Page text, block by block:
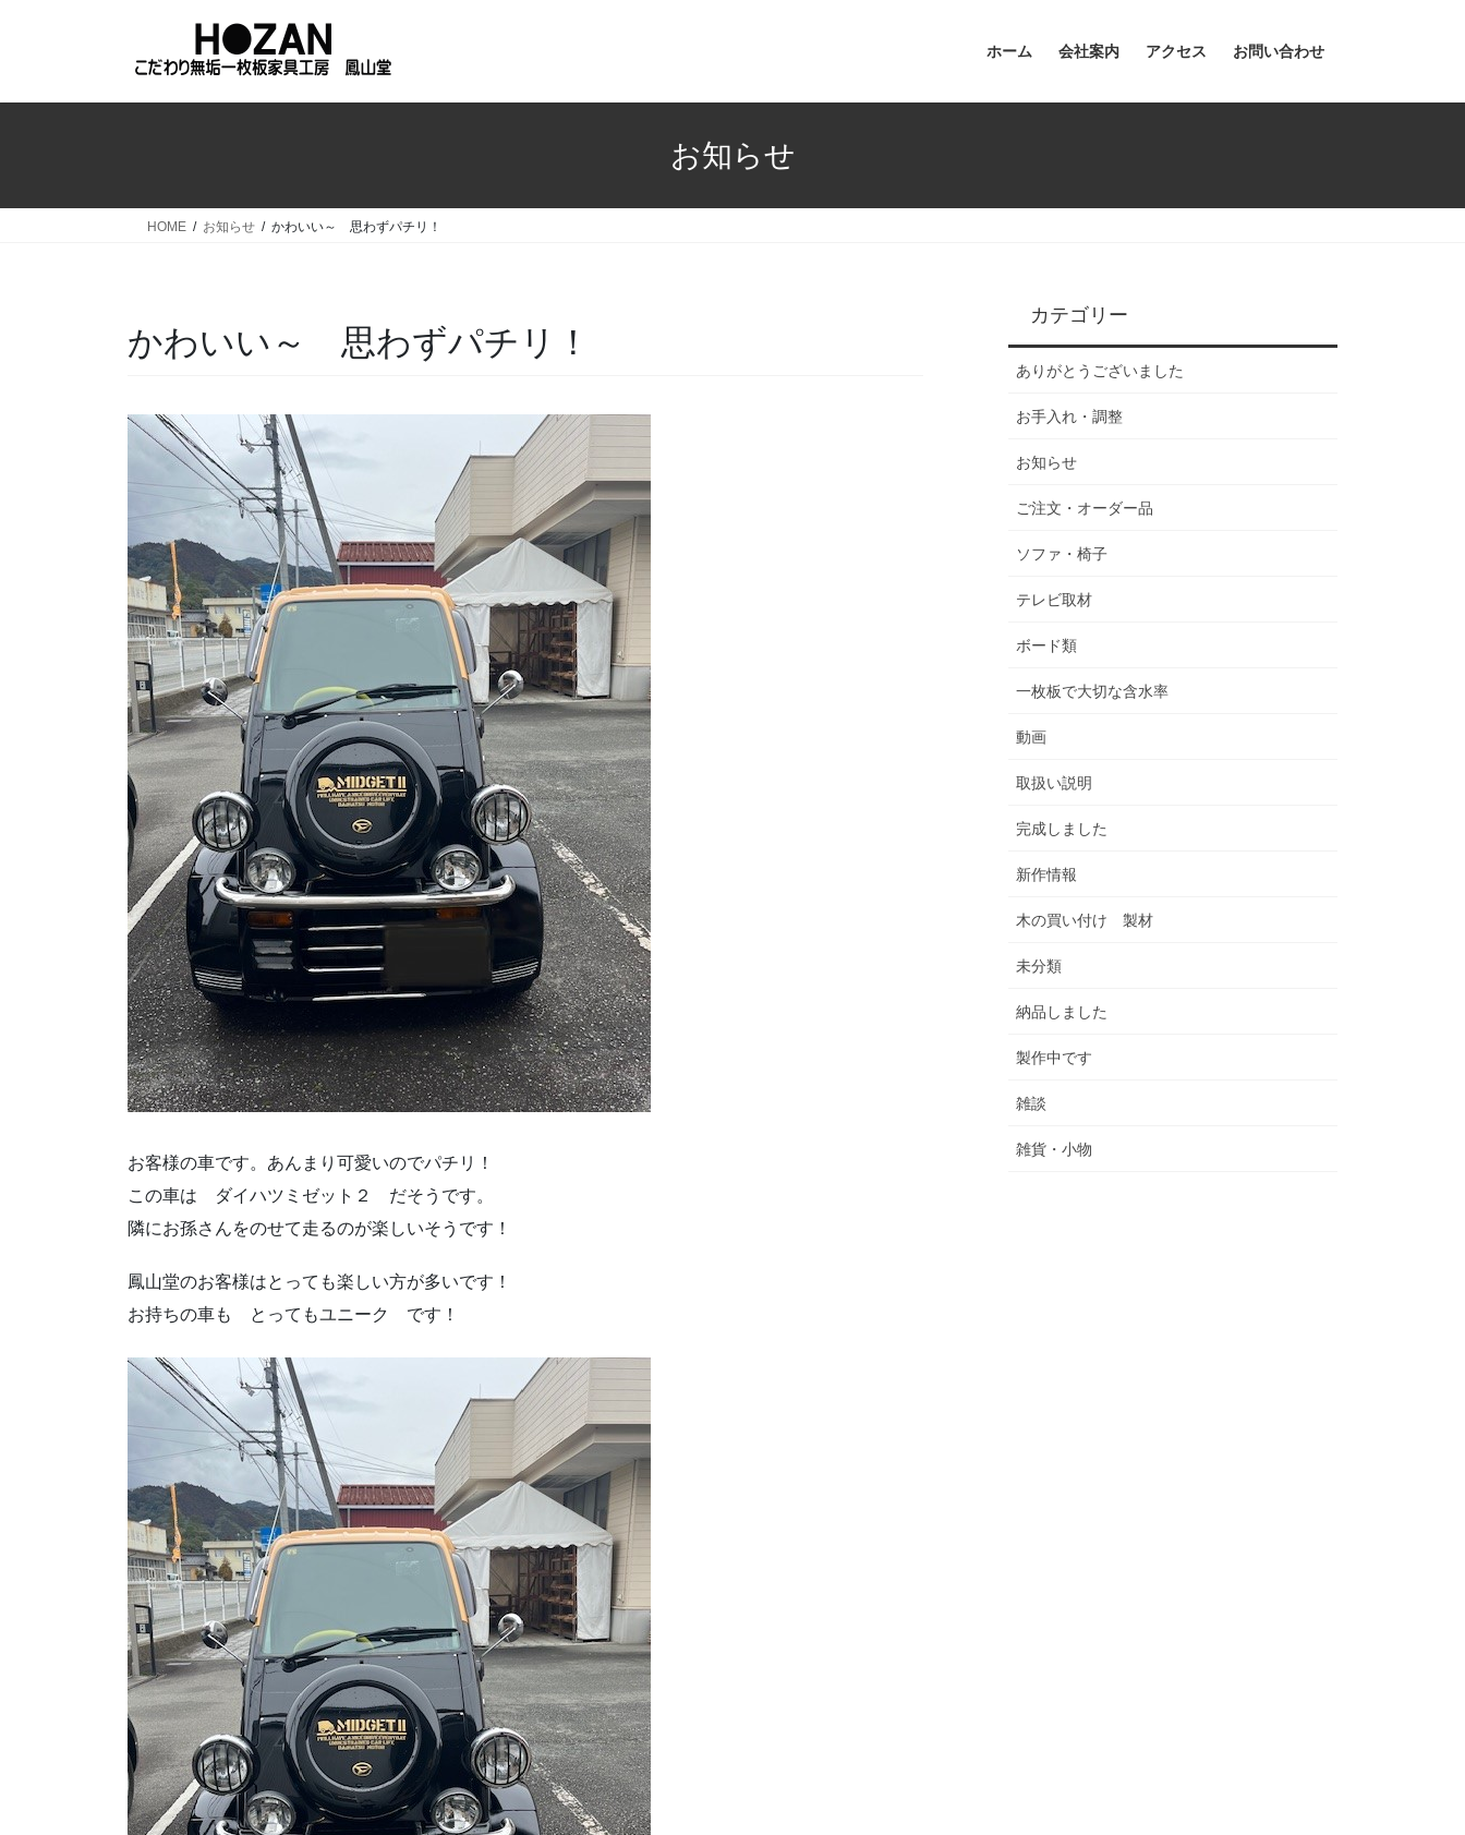
ホーム 会社案内 アクセス お問い合わせ
お知らせ
HOME お知らせ かわいい～ 思わずパチリ！
かわいい～ 思わずパチリ！
お客様の車です。あんまり可愛いのでパチリ！
この車は ダイハツミゼット２ だそうです。
隣にお孫さんをのせて走るのが楽しいそうです！
鳳山堂のお客様はとっても楽しい方が多いです！
お持ちの車も とってもユニーク です！
カテゴリー
ありがとうございました
お手入れ・調整
お知らせ
ご注文・オーダー品
ソファ・椅子
テレビ取材
ボード類
一枚板で大切な含水率
動画
取扱い説明
完成しました
新作情報
木の買い付け 製材
未分類
納品しました
製作中です
雑談
雑貨・小物